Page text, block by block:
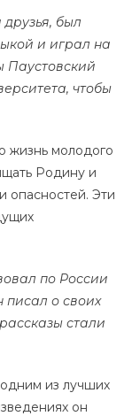
был
и играл на
Паустовский
чтобы
жизнь молодого
Родину и
опасностей. Эти
по России
писал о своих
стали
одним из лучших
он